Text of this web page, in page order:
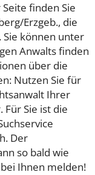
finden Sie
Erzgeb., die
können unter
Anwalts finden
über die
Nutzen Sie für
Ihrer
Sie ist die
Der
so bald wie
Ihnen melden!